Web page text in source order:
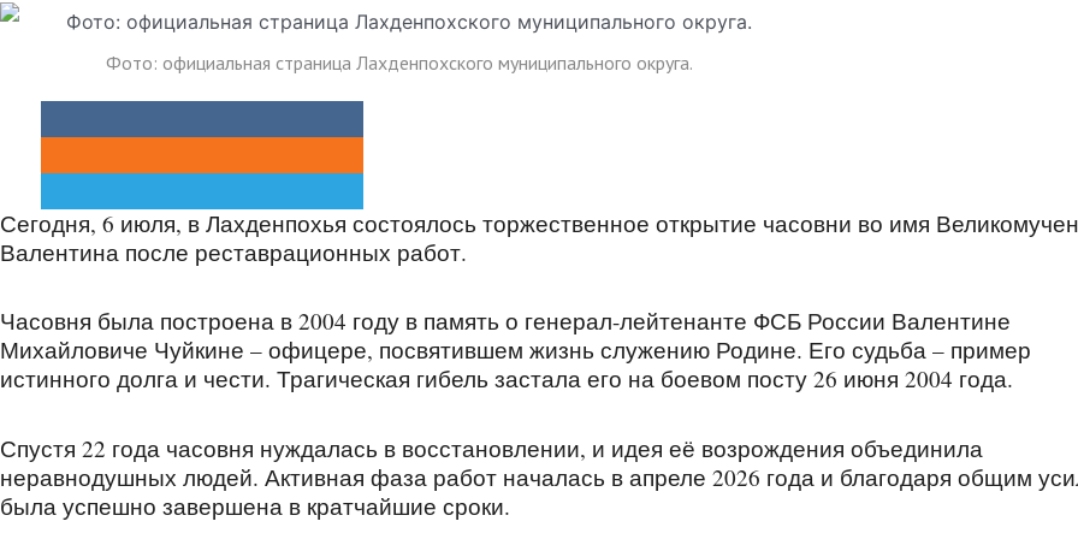
Фото: официальная страница Лахденпохского муниципального округа.
Сегодня, 6 июля, в Лахденпохья состоялось торжественное открытие часовни во имя
Валентина после реставрационных работ.
Часовня была построена в 2004 году в память о генерал-лейтенанте ФСБ России Валентине
Михайловиче Чуйкине – офицере, посвятившем жизнь служению Родине. Его судьба – пример
истинного долга и чести. Трагическая гибель застала его на боевом посту 26 июня 2004 года.
Спустя 22 года часовня нуждалась в восстановлении, и идея её возрождения объединила
неравнодушных людей. Активная фаза работ началась в апреле 2026 года и благодаря общим
была успешно завершена в кратчайшие сроки.